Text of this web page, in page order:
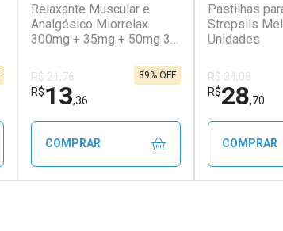
Relaxante Muscular e
Analgésico Miorrelax
300mg + 35mg + 50mg 30
R$ 21,76
R$13,36
39% OFF
COMPRAR
Pastilhas
Strepsils
Unidades
R$ 34,08
R$28,70
COMPRAR